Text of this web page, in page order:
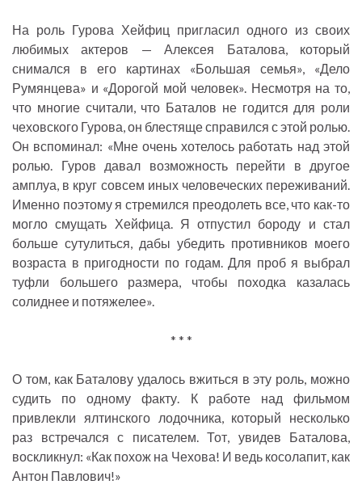
На роль Гурова Хейфиц пригласил одного из своих
любимых актеров — Алексея Баталова, который
снимался в его картинах «Большая семья», «Дело
Румянцева» и «Дорогой мой человек». Несмотря на то,
что многие считали, что Баталов не годится для роли
чеховского Гурова, он блестяще справился с этой ролью.
Он вспоминал: «Мне очень хотелось работать над этой
ролью. Гуров давал возможность перейти в другое
амплуа, в круг совсем иных человеческих переживаний.
Именно поэтому я стремился преодолеть все, что как-то
могло смущать Хейфица. Я отпустил бороду и стал
больше сутулиться, дабы убедить противников моего
возраста в пригодности по годам. Для проб я выбрал
туфли большего размера, чтобы походка казалась
солиднее и потяжелее».
* * *
О том, как Баталову удалось вжиться в эту роль, можно
судить по одному факту. К работе над фильмом
привлекли ялтинского лодочника, который несколько
раз встречался с писателем. Тот, увидев Баталова,
воскликнул: «Как похож на Чехова! И ведь косолапит, как
Антон Павлович!»